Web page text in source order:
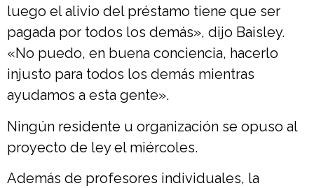
luego el alivio del préstamo tiene que ser
pagada por todos los demás», dijo Baisley.
«No puedo, en buena conciencia, hacerlo
injusto para todos los demás mientras
ayudamos a esta gente».
Ningún residente u organización se opuso al
proyecto de ley el miércoles.
Además de profesores individuales, la